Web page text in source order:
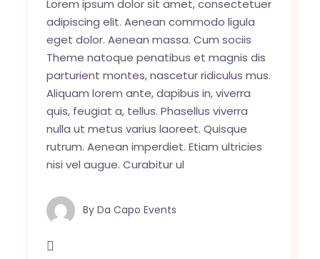
Lorem ipsum dolor sit amet, consectetuer
adipiscing elit. Aenean commodo ligula
eget dolor. Aenean massa. Cum sociis
Theme natoque penatibus et magnis dis
parturient montes, nascetur ridiculus mus.
Aliquam lorem ante, dapibus in, viverra
quis, feugiat a, tellus. Phasellus viverra
nulla ut metus varius laoreet. Quisque
rutrum. Aenean imperdiet. Etiam ultricies
nisi vel augue. Curabitur ul
By Da Capo Events